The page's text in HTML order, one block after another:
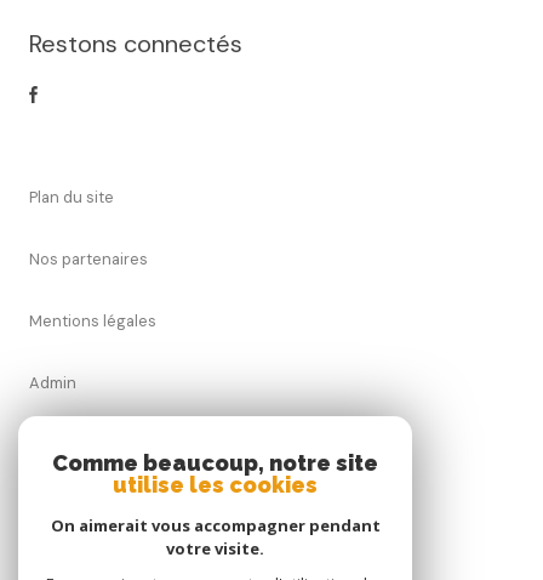
Restons connectés
plan du site
nos partenaires
mentions légales
admin
Comme beaucoup, notre site
utilise les cookies
On aimerait vous accompagner pendant
votre visite.